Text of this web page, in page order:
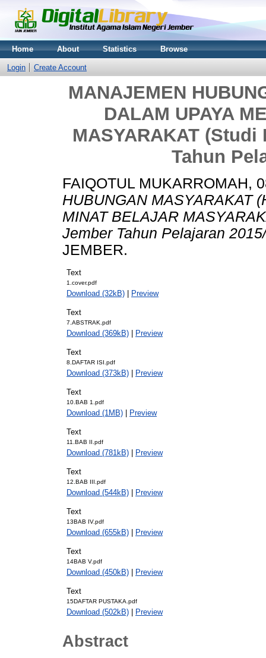
Home About Statistics Browse
Login Create Account
MANAJEMEN
DALAM UPAYA
MASYARAKAT
Tahun
FAIQOTUL MUKARROMAH,
HUBUNGAN MASYARAKAT
MINAT BELAJAR
Jember Tahun Pelajaran
JEMBER.
Text
1.cover.pdf
Download (32kB) | Preview
Text
7.ABSTRAK.pdf
Download (369kB) | Preview
Text
8.DAFTAR ISI.pdf
Download (373kB) | Preview
Text
10.BAB 1.pdf
Download (1MB) | Preview
Text
11.BAB II.pdf
Download (781kB) | Preview
Text
12.BAB III.pdf
Download (544kB) | Preview
Text
13BAB IV.pdf
Download (655kB) | Preview
Text
14BAB V.pdf
Download (450kB) | Preview
Text
15DAFTAR PUSTAKA.pdf
Download (502kB) | Preview
Abstract